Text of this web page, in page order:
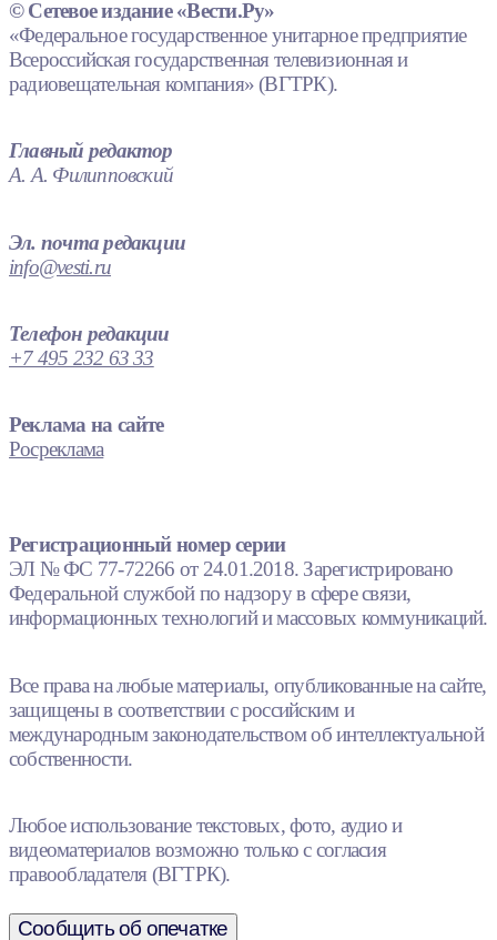
© Сетевое издание «Вести.Ру»
«Федеральное государственное унитарное предприятие
Всероссийская государственная телевизионная и
радиовещательная компания» (ВГТРК).
Главный редактор
А. А. Филипповский
Эл. почта редакции
info@vesti.ru
Телефон редакции
+7 495 232 63 33
Реклама на сайте
Росреклама
Регистрационный номер серии
ЭЛ № ФС 77-72266 от 24.01.2018. Зарегистрировано
Федеральной службой по надзору в сфере связи,
информационных технологий и массовых коммуникаций.
Все права на любые материалы, опубликованные на сайте,
защищены в соответствии с российским и
международным законодательством об интеллектуальной
собственности.
Любое использование текстовых, фото, аудио и
видеоматериалов возможно только с согласия
правообладателя (ВГТРК).
Сообщить об опечатке